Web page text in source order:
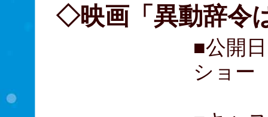
◇映画「異動辞令
■公開
ショー